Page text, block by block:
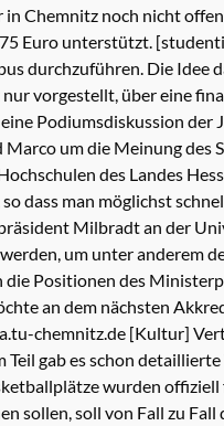
Chemnitz noch nicht
Euro unterstützt.
durchzuführen. Die Idee
vorgestellt, über eine
Podiumsdiskussion
um die Meinung des
des Landes
dass man möglichst
Milbradt an der
um unter anderem
Positionen des
an dem nächsten
chemnitz.de [Kultur]
gab es schon
wurden
sollen, soll von Fall zu